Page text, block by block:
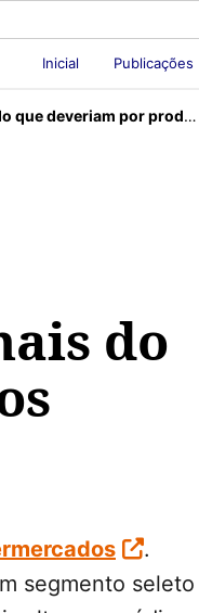
Inicial Publicações
por produtos orgânicos
do
.
segmento seleto